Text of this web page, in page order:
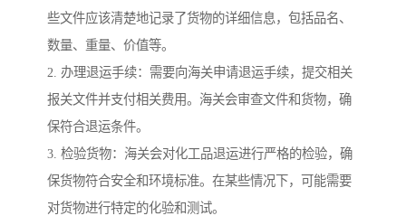
些文件应该清楚地记录了货物的详细信息，包括品名、
数量、重量、价值等。
2. 办理退运手续：需要向海关申请退运手续，提交相关
报关文件并支付相关费用。海关会审查文件和货物，确
保符合退运条件。
3. 检验货物：海关会对化工品退运进行严格的检验，确
保货物符合安全和环境标准。在某些情况下，可能需要
对货物进行特定的化验和测试。